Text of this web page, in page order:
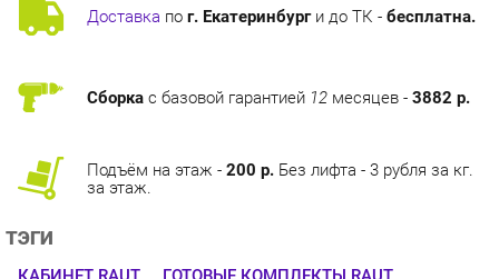
ТЭГИ